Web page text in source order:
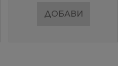
ДОБАВИ